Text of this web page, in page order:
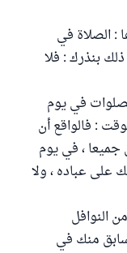
: الصلاة في
بنذرك : فلا
في يوم
: فالواقع أن
، في يوم
على عباده ، ولا
النوافل
منك في